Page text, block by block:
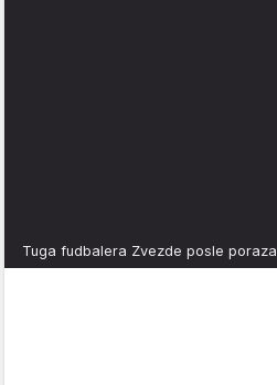
Tuga fudbalera Zvezde posle poraza